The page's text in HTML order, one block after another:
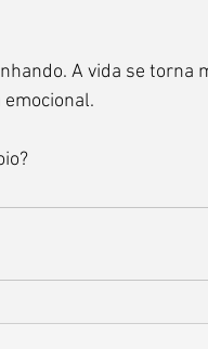
A vida se torna